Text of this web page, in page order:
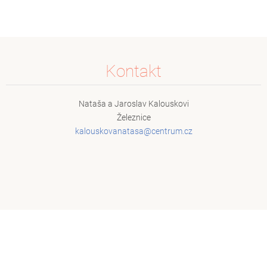
Kontakt
Nataša a Jaroslav Kalouskovi
Železnice
kalouskovanatasa@centrum.cz